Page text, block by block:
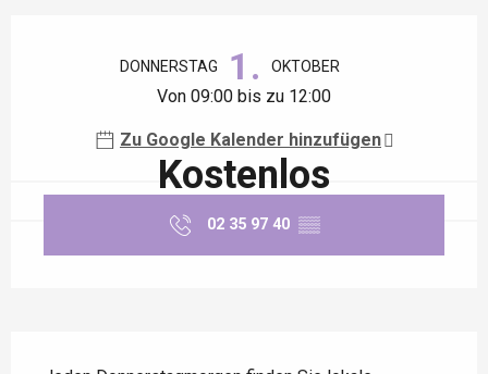
DONNERSTAG 1. OKTOBER
Von 09:00 bis zu 12:00
Zu Google Kalender hinzufügen
Kostenlos
02 35 97 40 ▒▒